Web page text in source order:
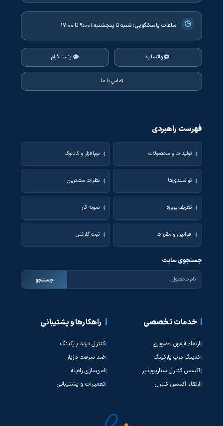
◷ ساعات پاسخگویی:شنبه تا پنجشنبه | ۹:۰۰ تا ۱۷:۰۰
واتساپ اینستاگرام
تماس با ما
فهرست راهبردی
تولیدات و محصولات نرم‌افزار و کاتالوگ
توانمندی‌ها نظرات مشتریان
تعریف پروژه نمونه کار
قوانین و مقررات ثبت گارانتی
جستجوی سایت
جستجو
خدمات تخصصی
ارتقاء آیفون تصویری
کدینگ درب پارکینگ
اکسس کنترل سناریوپذیر
ارتقاء اکسس کنترل
راهکارها و پشتیبانی
کنترل تردد پارکینگ
ضد سرقت دژیار
امن‌سازی راه‌پله
تعمیرات و پشتیبانی